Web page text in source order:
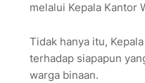
melalui Kepala Kantor
Tidak hanya itu,
terhadap siapapun
warga binaan.